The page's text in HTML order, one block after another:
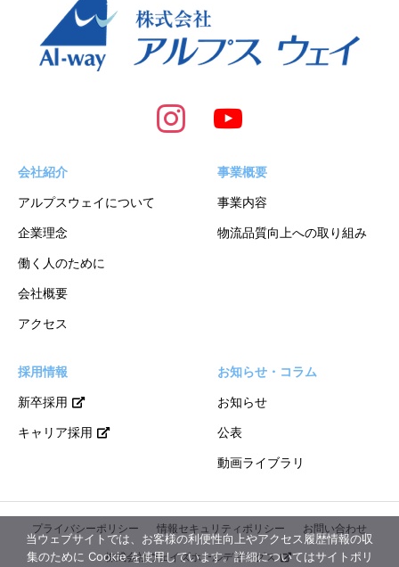
会社紹介
アルプスウェイについて
企業理念
働く人のために
会社概要
アクセス
事業概要
事業内容
物流品質向上への取り組み
採用情報
新卒採用
キャリア採用
お知らせ・コラム
お知らせ
公表
動画ライブラリ
プライバシーポリシー 情報セキュリティポリシー お問い合わせ
株式会社ウェイズホールディングス
当ウェブサイトでは、お客様の利便性向上やアクセス履歴情報の収
集のために Cookie を使用しています。詳細についてはサイトポリ